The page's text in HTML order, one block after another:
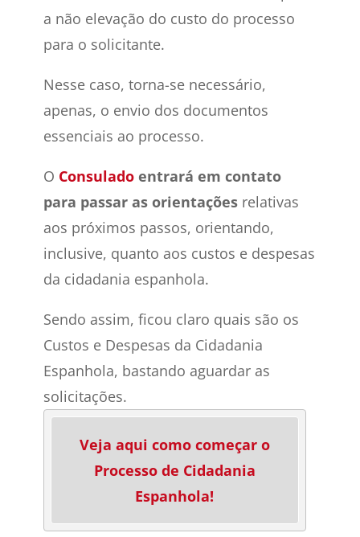
a não elevação do custo do processo
para o solicitante.
Nesse caso, torna-se necessário,
apenas, o envio dos documentos
essenciais ao processo.
O Consuladoentrará em contato
para passar as orientaçõesrelativas
aos próximos passos, orientando,
inclusive, quanto aos custos e despesas
da cidadania espanhola.
Sendo assim, ficou claro quais são os
Custos e Despesas da Cidadania
Espanhola, bastando aguardar as
solicitações.
Veja aqui como começar o
Processo de Cidadania
Espanhola!